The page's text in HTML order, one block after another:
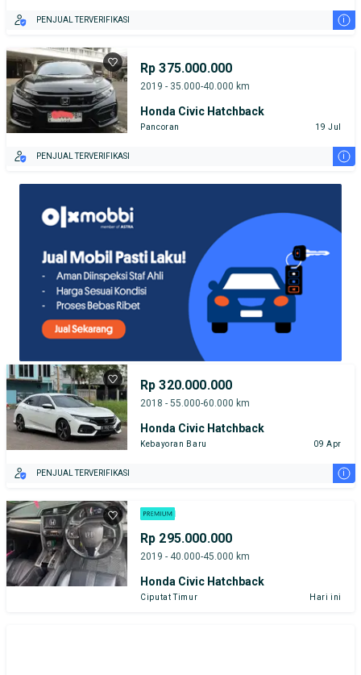
PENJUAL TERVERIFIKASI i
Rp 375.000.000
2019 - 35.000-40.000 km
Honda Civic Hatchback
Pancoran 19 Jul
PENJUAL TERVERIFIKASI i
Rp 320.000.000
2018 - 55.000-60.000 km
Honda Civic Hatchback
Kebayoran Baru 09 Apr
PENJUAL TERVERIFIKASI i
Rp 295.000.000
2019 - 40.000-45.000 km
Honda Civic Hatchback
Ciputat Timur Hari ini